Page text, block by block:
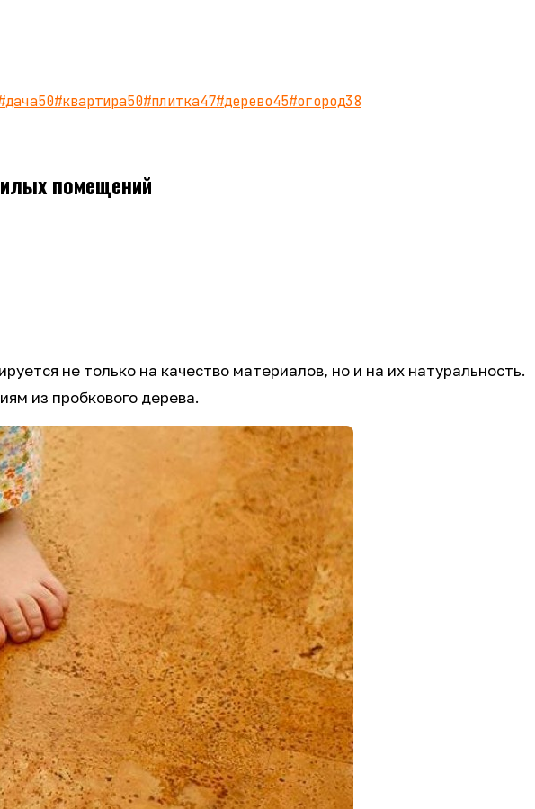
дача50#квартира50#плитка47#дерево45#огород38
помещений
не только на качество материалов, но и на их натуральность.
из пробкового дерева.